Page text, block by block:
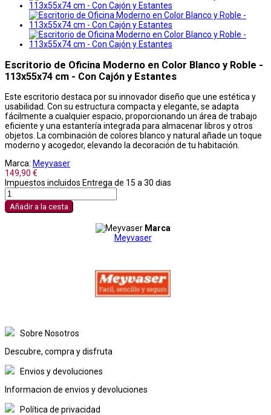
Escritorio de Oficina Moderno en Color Blanco y Roble -
113x55x74 cm - Con Cajón y Estantes
Este escritorio destaca por su innovador diseño que une estética y
usabilidad. Con su estructura compacta y elegante, se adapta
fácilmente a cualquier espacio, proporcionando un área de trabajo
eficiente y una estantería integrada para almacenar libros y otros
objetos. La combinación de colores blanco y natural añade un toque
moderno y acogedor, elevando la decoración de tu habitación.
Marca: Meyvaser
149,90 €
Impuestos incluidos Entrega de 15 a 30 dias
Añadir a la cesta
Marca
Meyvaser
Sobre Nosotros
Descubre, compra y disfruta
Envios y devoluciones
Informacion de envios y devoluciones
Política de privacidad